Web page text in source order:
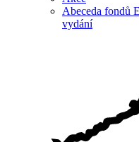
Abeceda fondů
vydání